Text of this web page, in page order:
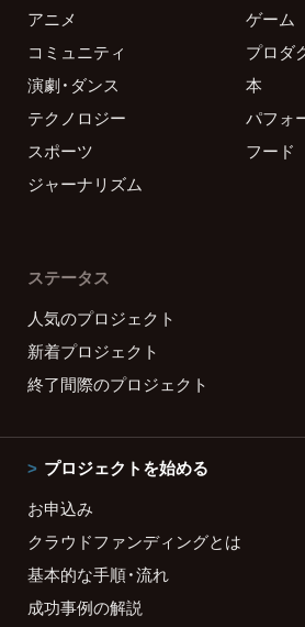
アニメ
ゲーム
コミュニティ
プロダ
演劇・ダンス
本
テクノロジー
パフォ
スポーツ
フード
ジャーナリズム
ステータス
人気のプロジェクト
新着プロジェクト
終了間際のプロジェクト
プロジェクトを始める
お申込み
クラウドファンディングとは
基本的な手順・流れ
成功事例の解説